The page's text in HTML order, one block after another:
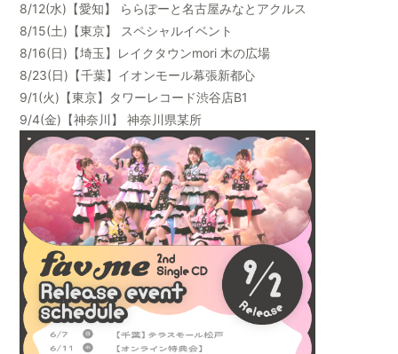
8/12(水)【愛知】 ららぽーと名古屋みなとアクルス
8/15(土)【東京】 スペシャルイベント
8/16(日)【埼玉】レイクタウンmori 木の広場
8/23(日)【千葉】イオンモール幕張新都心
9/1(火)【東京】タワーレコード渋谷店B1
9/4(金)【神奈川】 神奈川県某所